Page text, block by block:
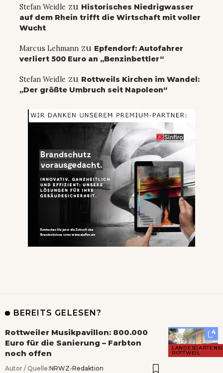
Stefan Weidle zu Historisches Niedrigwasser
auf dem Rhein trifft die Wirtschaft mit voller
Wucht
Marcus Lehmann zu Epfendorf: Autofahrer
verliert 500 Euro an „Benzinbettler“
Stefan Weidle zu Rottweils Kirchen im Wandel:
„Der größte Umbruch seit Napoleon“
BEREITS GELESEN?
4
ROTTWEIL
Rottweiler Musikpavillon: 800.000
Euro für die Sanierung – Farbton
noch offen
Autor / Quelle:NRWZ-Redaktion